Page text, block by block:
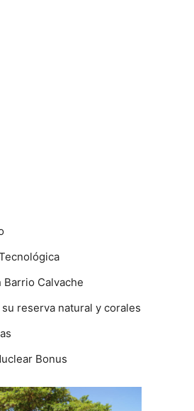
Calvache
reserva natural y corales
Bonus